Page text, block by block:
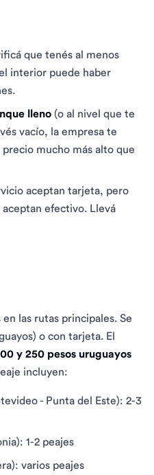
que tenés al menos
interior puede haber
lleno (o al nivel que te
vacío, la empresa te
mucho más alto que
aceptan tarjeta, pero
efectivo. Llevá
las rutas principales. Se
o con tarjeta. El
y 250 pesos uruguayos
incluyen:
- Punta del Este): 2-3
1-2 peajes
varios peajes